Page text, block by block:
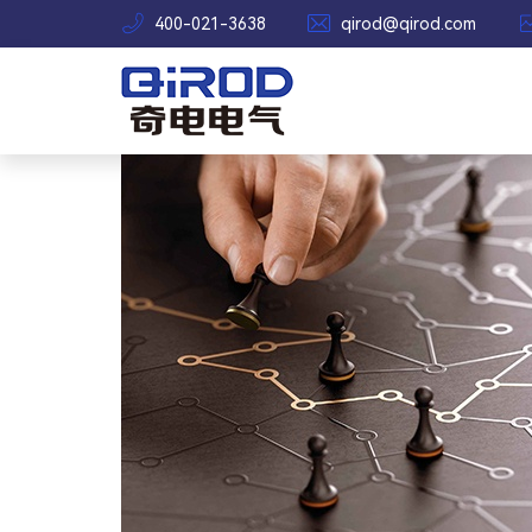
 400-021-3638  qirod@qirod.com
公司简介
企业理念